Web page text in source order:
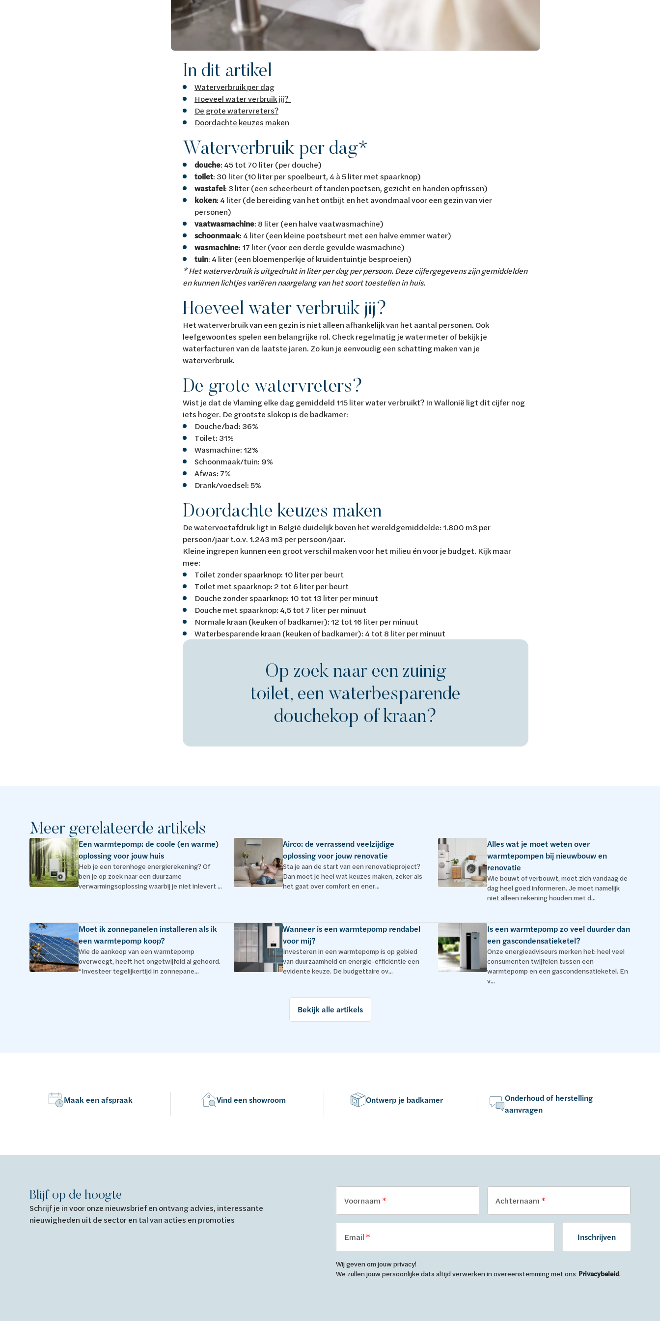
In dit artikel
Waterverbruik per dag
Hoeveel water verbruik jij?
De grote watervreters?
Doordachte keuzes maken
Waterverbruik per dag*
douche: 45 tot 70 liter (per douche)
toilet: 30 liter (10 liter per spoelbeurt, 4 à 5 liter met spaarknop)
wastafel: 3 liter (een scheerbeurt of tanden poetsen, gezicht en handen opfrissen)
koken: 4 liter (de bereiding van het ontbijt en het avondmaal voor een gezin van vier
personen)
vaatwasmachine: 8 liter (een halve vaatwasmachine)
schoonmaak: 4 liter (een kleine poetsbeurt met een halve emmer water)
wasmachine: 17 liter (voor een derde gevulde wasmachine)
tuin: 4 liter (een bloemenperkje of kruidentuintje besproeien)
* Het waterverbruik is uitgedrukt in liter per dag per persoon. Deze cijfergegevens zijn gemiddelden
en kunnen lichtjes variëren naargelang van het soort toestellen in huis.
Hoeveel water verbruik jij?
Het waterverbruik van een gezin is niet alleen afhankelijk van het aantal personen. Ook
leefgewoontes spelen een belangrijke rol. Check regelmatig je watermeter of bekijk je
waterfacturen van de laatste jaren. Zo kun je eenvoudig een schatting maken van je
waterverbruik.
De grote watervreters?
Wist je dat de Vlaming elke dag gemiddeld 115 liter water verbruikt? In Wallonië ligt dit cijfer nog
iets hoger. De grootste slokop is de badkamer:
Douche/bad: 36%
Toilet: 31%
Wasmachine: 12%
Schoonmaak/tuin: 9%
Afwas: 7%
Drank/voedsel: 5%
Doordachte keuzes maken
De watervoetafdruk ligt in België duidelijk boven het wereldgemiddelde: 1.800 m3 per
persoon/jaar t.o.v. 1.243 m3 per persoon/jaar.
Kleine ingrepen kunnen een groot verschil maken voor het milieu én voor je budget. Kijk maar
mee:
Toilet zonder spaarknop: 10 liter per beurt
Toilet met spaarknop: 2 tot 6 liter per beurt
Douche zonder spaarknop: 10 tot 13 liter per minuut
Douche met spaarknop: 4,5 tot 7 liter per minuut
Normale kraan (keuken of badkamer): 12 tot 16 liter per minuut
Waterbesparende kraan (keuken of badkamer): 4 tot 8 liter per minuut
Op zoek naar een zuinig
toilet, een waterbesparende
douchekop of kraan?
Meer gerelateerde artikels
Een warmtepomp: de coole (en warme)
oplossing voor jouw huis
Heb je een torenhoge energierekening? Of
ben je op zoek naar een duurzame
verwarmingsoplossing waarbij je niet inlevert ...
Airco: de verrassend veelzijdige
oplossing voor jouw renovatie
Sta je aan de start van een renovatieproject?
Dan moet je heel wat keuzes maken, zeker als
het gaat over comfort en ener...
Alles wat je moet weten over
warmtepompen bij nieuwbouw en
renovatie
Wie bouwt of verbouwt, moet zich vandaag de
dag heel goed informeren. Je moet namelijk
niet alleen rekening houden met d...
Moet ik zonnepanelen installeren als ik
een warmtepomp koop?
Wie de aankoop van een warmtepomp
overweegt, heeft het ongetwijfeld al gehoord.
“Investeer tegelijkertijd in zonnepane...
Wanneer is een warmtepomp rendabel
voor mij?
Investeren in een warmtepomp is op gebied
van duurzaamheid en energie-efficiëntie een
evidente keuze. De budgettaire ov...
Is een warmtepomp zo veel duurder dan
een gascondensatieketel?
Onze energieadviseurs merken het: heel veel
consumenten twijfelen tussen een
warmtepomp en een gascondensatieketel. En
v...
Bekijk alle artikels
Maak een afspraak Vind een showroom Ontwerp je badkamer
Onderhoud of herstelling
aanvragen
Blijf op de hoogte
Schrijf je in voor onze nieuwsbrief en ontvang advies, interessante
nieuwigheden uit de sector en tal van acties en promoties
Voornaam Achternaam
Email Inschrijven
Wij geven om jouw privacy!
We zullen jouw persoonlijke data altijd verwerken in overeenstemming met ons Privacybeleid.